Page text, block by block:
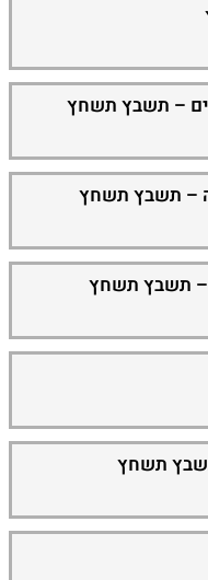
– תשבץ תשחץ
– תשבץ תשחץ
– תשבץ תשחץ
תשחץ